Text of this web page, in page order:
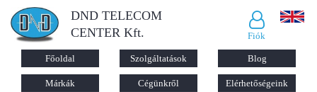
DND TELECOM
CENTER Kft.
Fiók
Főoldal Szolgáltatások Blog
Márkák Cégünkről Elérhetőségeink